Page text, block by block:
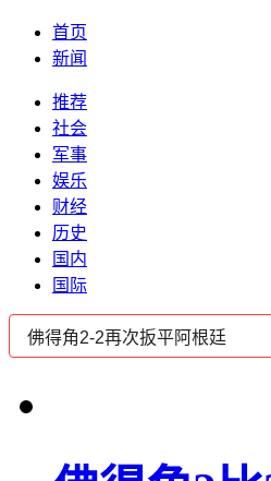
首页
新闻
推荐
社会
军事
娱乐
财经
历史
国内
国际